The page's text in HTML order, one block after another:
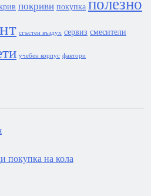
покриви покупка полезно
сгъстен въздух сервиз смесители
учебен корпус фактори
покупка на кола